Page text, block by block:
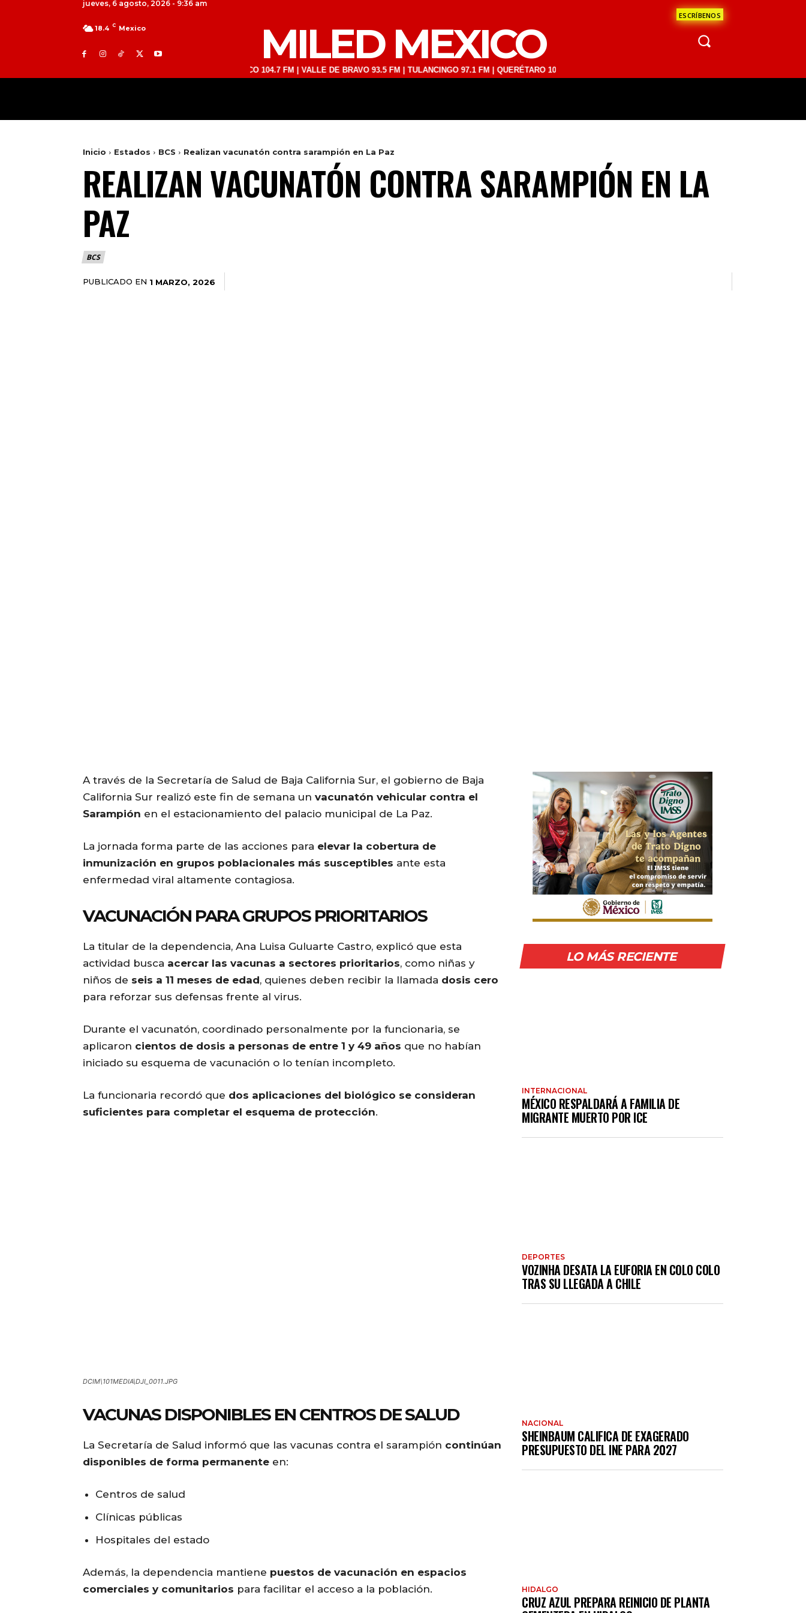
jueves, 6 agosto, 2026 - 9:36 am
ESCRÍBENOS
18.4 C Mexico MILED MEXICO
TOLUCA 98.9 FM | ATLACOMULCO 104.7 FM | VALLE DE BRAVO 93.5 FM | TULANCINGO 97.1 FM | QUERÉTARO 103.1 FM | SAN JUAN DEL RÍO 93.1 FM | GUADALAJARA 1510 AM | LA
Inicio Estados BCS Realizan vacunatón contra sarampión en La Paz
REALIZAN VACUNATÓN CONTRA SARAMPIÓN EN LA
PAZ
BCS
PUBLICADO EN 1 MARZO, 2026
A través de la Secretaría de Salud de Baja California Sur, el gobierno de Baja
California Sur realizó este fin de semana un vacunatón vehicular contra el
Sarampión en el estacionamiento del palacio municipal de La Paz.
La jornada forma parte de las acciones para elevar la cobertura de
inmunización en grupos poblacionales más susceptibles ante esta
enfermedad viral altamente contagiosa.
VACUNACIÓN PARA GRUPOS PRIORITARIOS
La titular de la dependencia, Ana Luisa Guluarte Castro, explicó que esta
actividad busca acercar las vacunas a sectores prioritarios, como niñas y
niños de seis a 11 meses de edad, quienes deben recibir la llamada dosis cero
para reforzar sus defensas frente al virus.
Durante el vacunatón, coordinado personalmente por la funcionaria, se
aplicaron cientos de dosis a personas de entre 1 y 49 años que no habían
iniciado su esquema de vacunación o lo tenían incompleto.
La funcionaria recordó que dos aplicaciones del biológico se consideran
suficientes para completar el esquema de protección.
DCIM\101MEDIA\DJI_0011.JPG
VACUNAS DISPONIBLES EN CENTROS DE SALUD
La Secretaría de Salud informó que las vacunas contra el sarampión continúan
disponibles de forma permanente en:
Centros de salud
Clínicas públicas
Hospitales del estado
Además, la dependencia mantiene puestos de vacunación en espacios
comerciales y comunitarios para facilitar el acceso a la población.
LO MÁS RECIENTE
INTERNACIONAL
MÉXICO RESPALDARÁ A FAMILIA DE
MIGRANTE MUERTO POR ICE
DEPORTES
VOZINHA DESATA LA EUFORIA EN COLO COLO
TRAS SU LLEGADA A CHILE
NACIONAL
SHEINBAUM CALIFICA DE EXAGERADO
PRESUPUESTO DEL INE PARA 2027
HIDALGO
CRUZ AZUL PREPARA REINICIO DE PLANTA